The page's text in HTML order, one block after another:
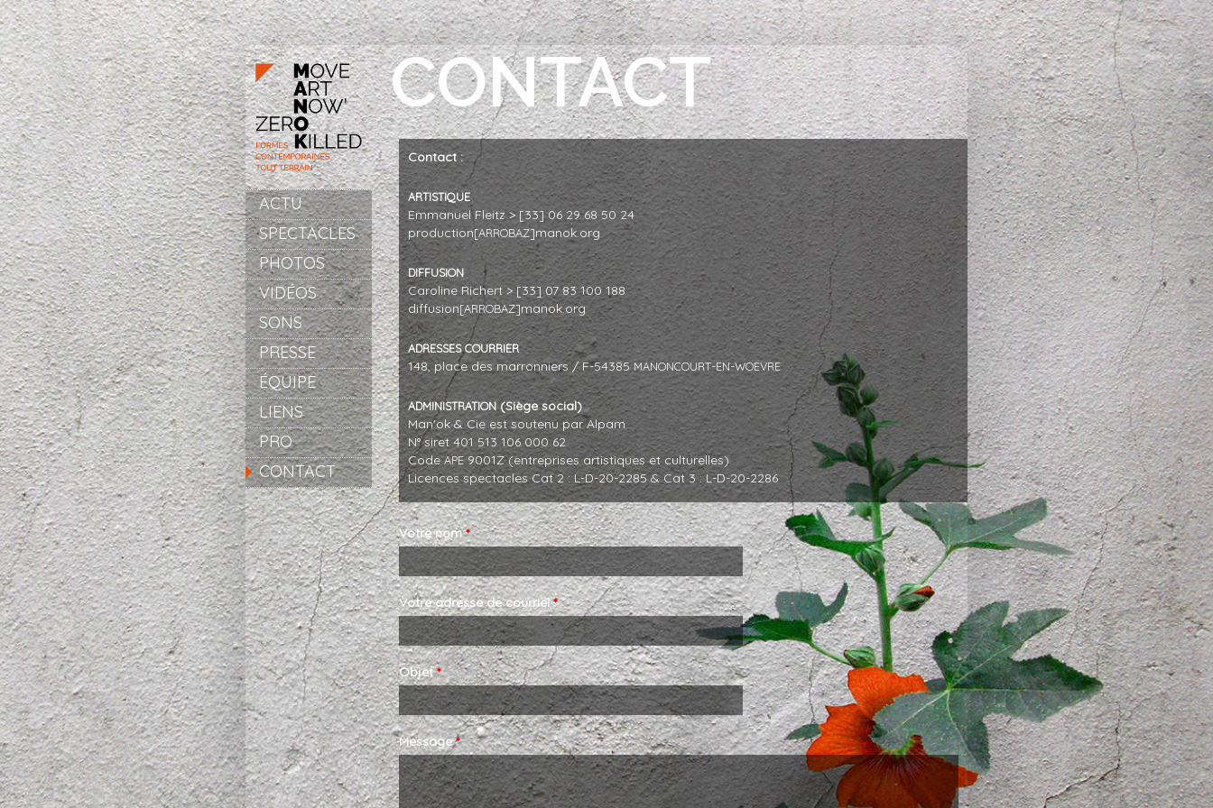
Aller au contenu principal
ACTU
SPECTACLES
PHOTOS
VIDÉOS
SONS
PRESSE
ÉQUIPE
LIENS
PRO
CONTACT
CONTACT
Contact :
ARTISTIQUE
Emmanuel Fleitz > [33] 06 29 68 50 24
production[ARROBAZ]manok.org
DIFFUSION
Caroline Richert > [33] 07 83 100 188
diffusion[ARROBAZ]manok.org
ADRESSES COURRIER
148, place des marronniers / F-54385 MANONCOURT-EN-WOËVRE
ADMINISTRATION(Siège social)
Man'ok&Cie est soutenu par Alpam
N° siret 401 513 106 000 62
CodeAPE9001Z (entreprises artistiques et culturelles)
Licences spectacles Cat 2 : L-D-20-2285&Cat 3 : L-D-20-2286
Votre nom*
Votre adresse de courriel*
Objet*
Message*